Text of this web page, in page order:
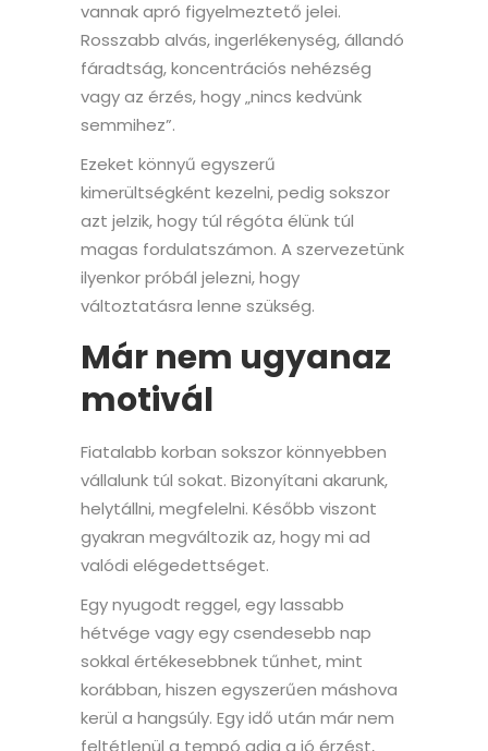
vannak apró figyelmeztető jelei.
Rosszabb alvás, ingerlékenység, állandó
fáradtság, koncentrációs nehézség
vagy az érzés, hogy „nincs kedvünk
semmihez”.
Ezeket könnyű egyszerű
kimerültségként kezelni, pedig sokszor
azt jelzik, hogy túl régóta élünk túl
magas fordulatszámon. A szervezetünk
ilyenkor próbál jelezni, hogy
változtatásra lenne szükség.
Már nem ugyanaz
motivál
Fiatalabb korban sokszor könnyebben
vállalunk túl sokat. Bizonyítani akarunk,
helytállni, megfelelni. Később viszont
gyakran megváltozik az, hogy mi ad
valódi elégedettséget.
Egy nyugodt reggel, egy lassabb
hétvége vagy egy csendesebb nap
sokkal értékesebbnek tűnhet, mint
korábban, hiszen egyszerűen máshova
kerül a hangsúly. Egy idő után már nem